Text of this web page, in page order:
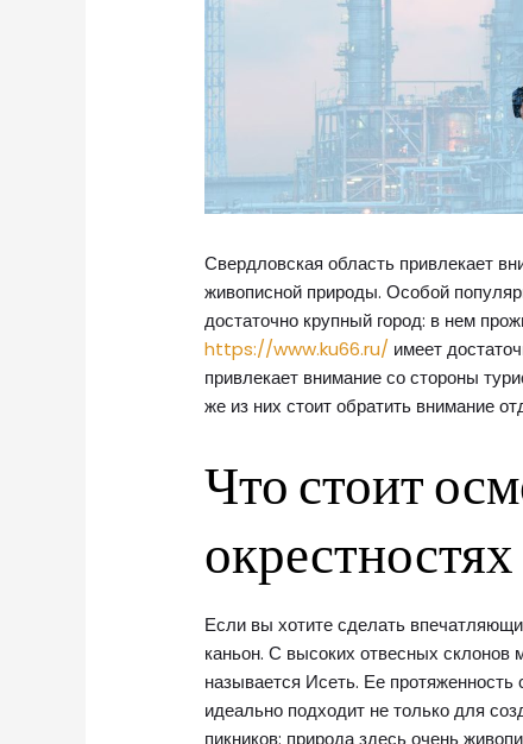
Свердловская область привлекает
живописной природы. Особой
достаточно крупный город: в нем
https://www.ku66.ru/ имеет
привлекает внимание со стороны
же из них стоит обратить внимание
Что стоит
окрестностях
Если вы хотите сделать
каньон. С высоких отвесных
называется Исеть. Ее
идеально подходит не только для
пикников: природа здесь очень